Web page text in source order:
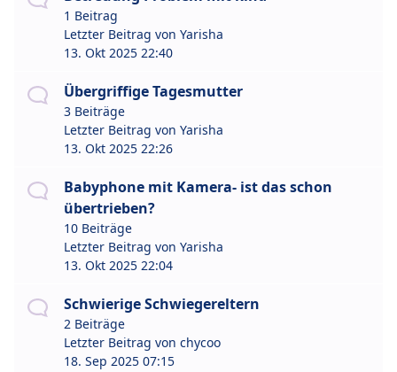
1 Beitrag
Letzter Beitrag von Yarisha
13. Okt 2025 22:40
Übergriffige Tagesmutter
3 Beiträge
Letzter Beitrag von Yarisha
13. Okt 2025 22:26
Babyphone mit Kamera- ist das schon
übertrieben?
10 Beiträge
Letzter Beitrag von Yarisha
13. Okt 2025 22:04
Schwierige Schwiegereltern
2 Beiträge
Letzter Beitrag von chycoo
18. Sep 2025 07:15